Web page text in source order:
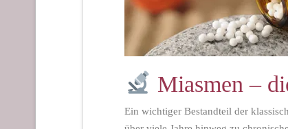
Miasmen –
Ein wichtiger Bestandteil der